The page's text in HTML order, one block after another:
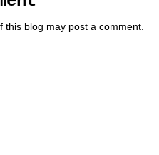
this blog may post a comment.